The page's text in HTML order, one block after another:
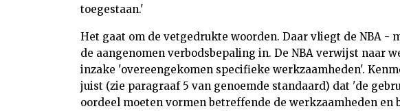
toegestaan.'
Het gaat om de vetgedrukte woorden. Daar vliegt de NBA -
de aangenomen verbodsbepaling in. De NBA verwijst naar
inzake 'overeengekomen specifieke werkzaamheden'.
juist (zie paragraaf 5 van genoemde standaard) dat 'de
oordeel moeten vormen betreffende de werkzaamheden en